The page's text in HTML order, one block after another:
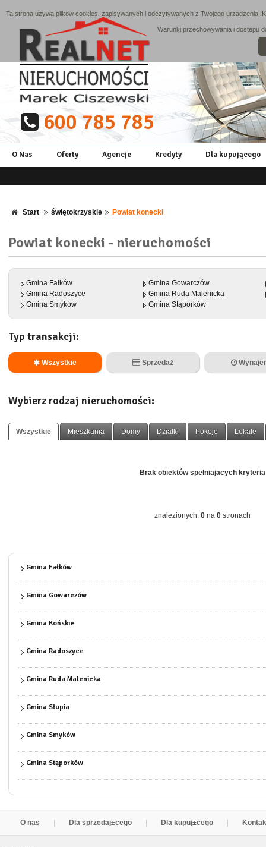
600 785 785
O Nas Oferty Agencje Kredyty Dla kupującego
Start świętokrzyskie Powiat konecki
Powiat konecki - nieruchomości
Gmina Fałków
Gmina Gowarczów
Gmina Radoszyce
Gmina Ruda Malenicka
Gmina Smyków
Gmina Stąporków
Typ transakcji:
Wszystkie Sprzedaż
Wybierz rodzaj nieruchomości:
Wszystkie Mieszkania Domy Działki Pokoje Lokale
Brak obiektów spełniajacych kryteria
znalezionych: 0 na 0 stronach
Gmina Fałków
Gmina Gowarczów
Gmina Końskie
Gmina Radoszyce
Gmina Ruda Malenicka
Gmina Słupia
Gmina Smyków
Gmina Stąporków
O nas Dla sprzedaj±cego Dla kupuj±cego
Ta strona uzywa plikow cookies, zapisywanych i odczytywanych z Twojego
Warunki przechowywania i dostepu